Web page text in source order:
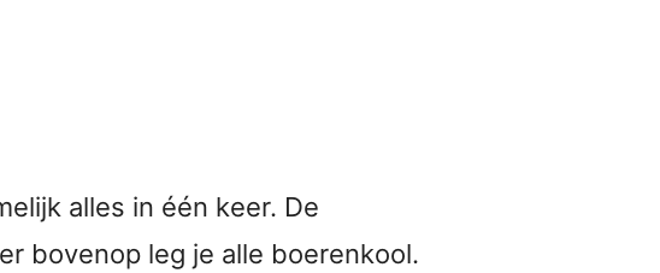
alles in één keer. De
bovenop leg je alle boerenkool.